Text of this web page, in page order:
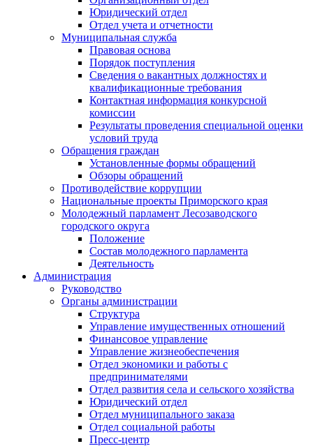
Юридический отдел
Отдел учета и отчетности
Муниципальная служба
Правовая основа
Порядок поступления
Сведения о вакантных должностях и
квалификационные требования
Контактная информация конкурсной
комиссии
Результаты проведения специальной оценки
условий труда
Обращения граждан
Установленные формы обращений
Обзоры обращений
Противодействие коррупции
Национальные проекты Приморского края
Молодежный парламент Лесозаводского
городского округа
Положение
Состав молодежного парламента
Деятельность
Администрация
Руководство
Органы администрации
Структура
Управление имущественных отношений
Финансовое управление
Управление жизнеобеспечения
Отдел экономики и работы с
предпринимателями
Отдел развития села и сельского хозяйства
Юридический отдел
Отдел муниципального заказа
Отдел социальной работы
Пресс-центр